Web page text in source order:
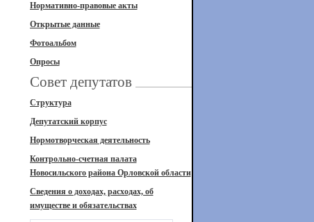
Нормативно-правовые акты
Открытые данные
Фотоальбом
Опросы
Совет депутатов
Структура
Депутатский корпус
Нормотворческая деятельность
Контрольно-счетная палата
Новосильского района Орловской области
Сведения о доходах, расходах, об
имуществе и обязательствах